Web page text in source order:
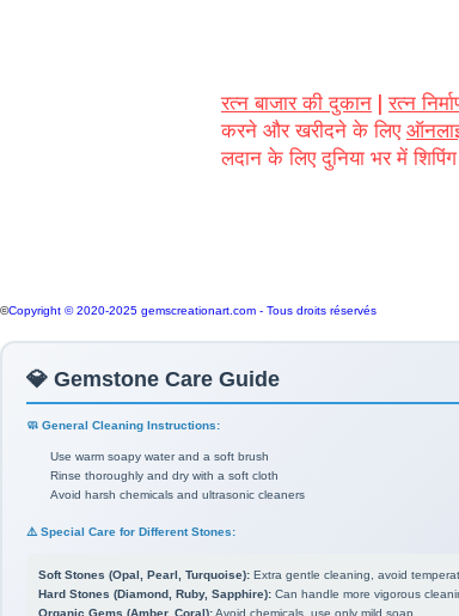
रत्न बाजार की दुकान |रत्न
करने और खरीदने के लिए
लदान के लिए दुनिया भर में
©Copyright © 2020-2025 gemscreationart.com - Tous droits réservés
💎 Gemstone Care Guide
🧼 General Cleaning Instructions:
Use warm soapy water and a soft brush
Rinse thoroughly and dry with a soft cloth
Avoid harsh chemicals and ultrasonic cleaners
⚠️ Special Care for Different Stones:
Soft Stones (Opal, Pearl, Turquoise): Extra gentle cleaning, avoid
Hard Stones (Diamond, Ruby, Sapphire): Can handle more vigorous
Organic Gems (Amber, Coral):Avoid chemicals, use only mild soap